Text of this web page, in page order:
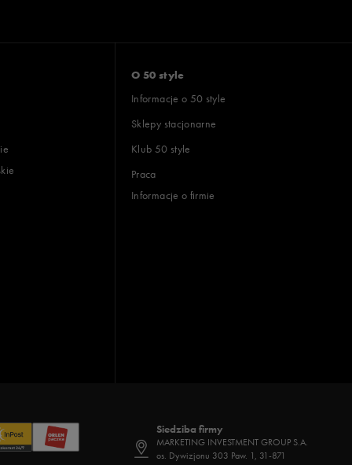
O 50 style
Informacje o 50 style
Sklepy stacjonarne
Klub 50 style
Praca
Informacje o firmie
Siedziba firmy
MARKETING INVESTMENT GROUP S.A.
os. Dywizjonu 303 Paw. 1, 31-871